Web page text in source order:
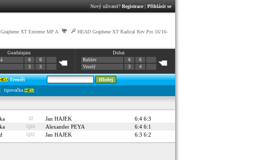
Nový uživatel? Registrace| Přihlásit se
Graphene XT Extreme MP A HEAD Graphene XT Radical Rev Pro 16/16-
Guadalajara
6
6
3 3
Dubai
Rublev
6
6
Veselý
3 4
Trenéři
tipovačka
32 Jan HAJEK
6:4 6:3
Q16 Alexander PEYA
6:4 6:1
Q32 Jan HAJEK 6:3 6:2